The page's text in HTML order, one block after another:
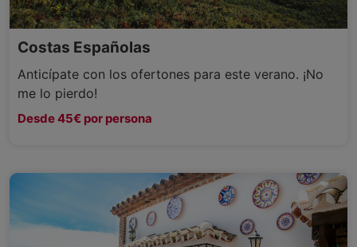
Costas Españolas
Anticípate con los ofertones para este verano. ¡No
me lo pierdo!
Desde 45€ por persona